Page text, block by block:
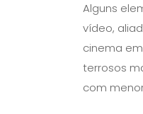
Alguns
vídeo,
cinema
terrosos
com